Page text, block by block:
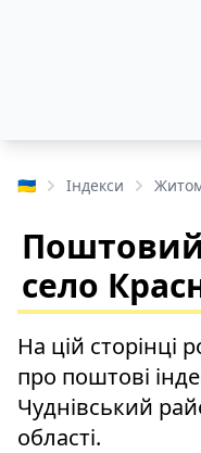
🇺🇦 Індекси
Поштовий
село
На цій сторінці
про поштові
Чуднівський
області.